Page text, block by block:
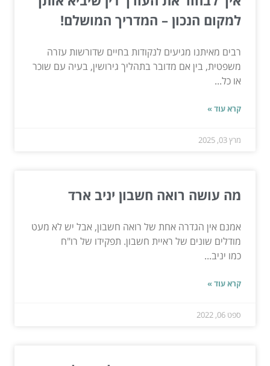
למקום הנכון – המדריך המושלם!
רבים מאיתנו מגיעים לנקודות בחיים שדורשות עזרה
משפטית, בין אם מדובר בתהליך גירושין, בעיה עם שוכר
או כל...
קרא עוד »
מרץ 03, 2025
מה עושה רואה חשבון יניב ארד
אמנם אין הגדרה אחת של רואה חשבון, אבל יש לא מעט
מודלים שונים של ראיית חשבון. תפקידו של רו"ח
כמו יניב...
קרא עוד »
ספט 06, 2022